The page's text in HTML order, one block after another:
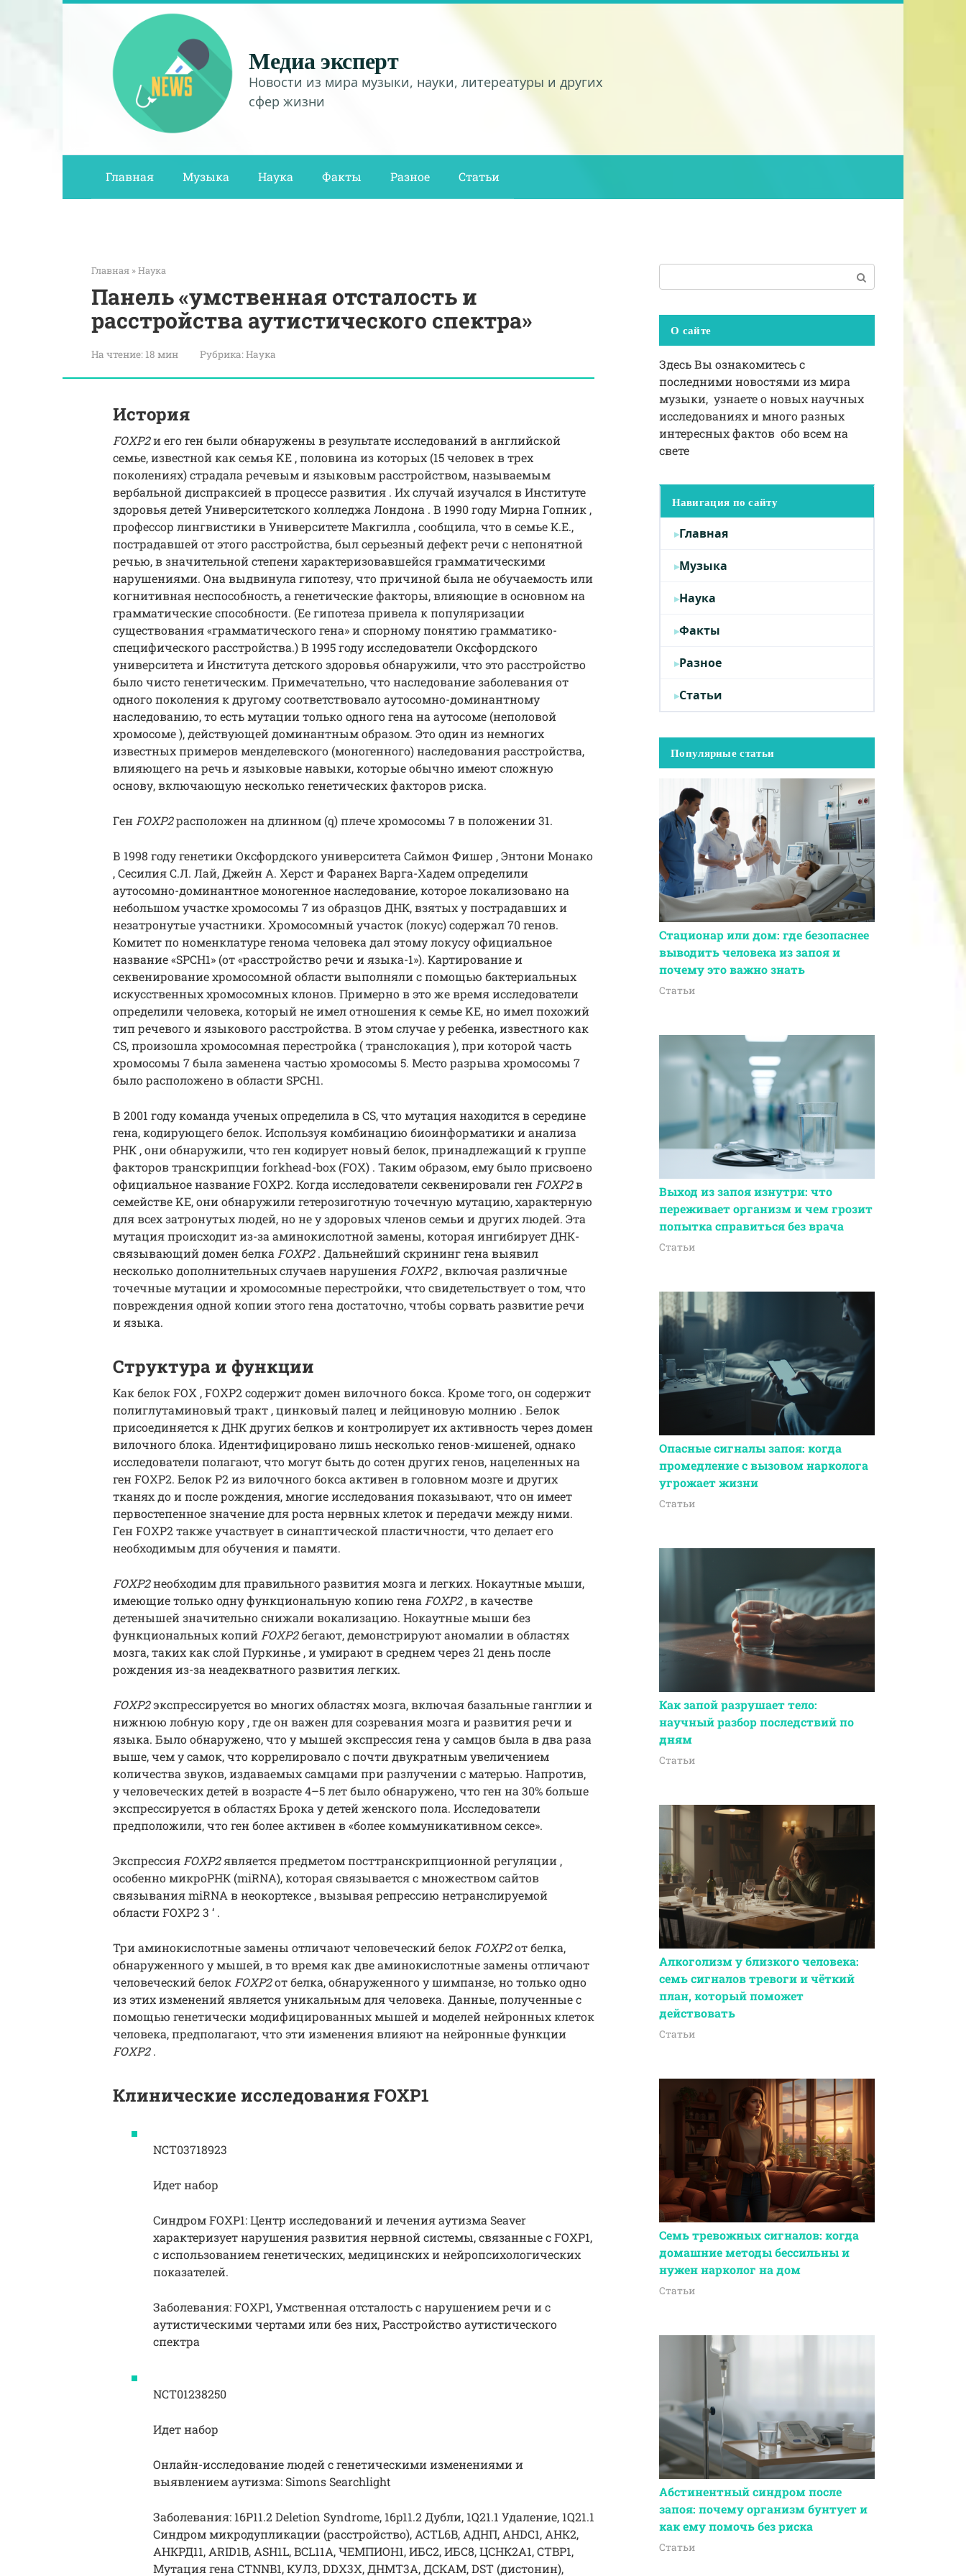
Медиа эксперт
Новости из мира музыки, науки, литереатуры и других
сфер жизни
Главная Музыка Наука Факты Разное Статьи
Главная »Наука
Панель «умственная отсталость и
расстройства аутистического спектра»
На чтение: 18 мин Рубрика:Наука
История
FOXP2и его ген были обнаружены в результате исследований в английской
семье, известной как семья KE , половина из которых (15 человек в трех
поколениях) страдала речевым и языковым расстройством, называемым
вербальной диспраксией в процессе развития . Их случай изучался в Институте
здоровья детей Университетского колледжа Лондона . В 1990 году Мирна Гопник ,
профессор лингвистики в Университете Макгилла , сообщила, что в семье К.Е.,
пострадавшей от этого расстройства, был серьезный дефект речи с непонятной
речью, в значительной степени характеризовавшейся грамматическими
нарушениями. Она выдвинула гипотезу, что причиной была не обучаемость или
когнитивная неспособность, а генетические факторы, влияющие в основном на
грамматические способности. (Ее гипотеза привела к популяризации
существования «грамматического гена» и спорному понятию грамматико-
специфического расстройства.) В 1995 году исследователи Оксфордского
университета и Института детского здоровья обнаружили, что это расстройство
было чисто генетическим. Примечательно, что наследование заболевания от
одного поколения к другому соответствовало аутосомно-доминантному
наследованию, то есть мутации только одного гена на аутосоме (неполовой
хромосоме ), действующей доминантным образом. Это один из немногих
известных примеров менделевского (моногенного) наследования расстройства,
влияющего на речь и языковые навыки, которые обычно имеют сложную
основу, включающую несколько генетических факторов риска.
Ген FOXP2расположен на длинном (q) плече хромосомы 7 в положении 31.
В 1998 году генетики Оксфордского университета Саймон Фишер , Энтони Монако
, Сесилия С.Л. Лай, Джейн А. Херст и Фаранех Варга-Хадем определили
аутосомно-доминантное моногенное наследование, которое локализовано на
небольшом участке хромосомы 7 из образцов ДНК, взятых у пострадавших и
незатронутые участники. Хромосомный участок (локус) содержал 70 генов.
Комитет по номенклатуре генома человека дал этому локусу официальное
название «SPCH1» (от «расстройство речи и языка-1»). Картирование и
секвенирование хромосомной области выполняли с помощью бактериальных
искусственных хромосомных клонов. Примерно в это же время исследователи
определили человека, который не имел отношения к семье KE, но имел похожий
тип речевого и языкового расстройства. В этом случае у ребенка, известного как
CS, произошла хромосомная перестройка ( транслокация ), при которой часть
хромосомы 7 была заменена частью хромосомы 5. Место разрыва хромосомы 7
было расположено в области SPCH1.
В 2001 году команда ученых определила в CS, что мутация находится в середине
гена, кодирующего белок. Используя комбинацию биоинформатики и анализа
РНК , они обнаружили, что ген кодирует новый белок, принадлежащий к группе
факторов транскрипции forkhead-box (FOX) . Таким образом, ему было присвоено
официальное название FOXP2. Когда исследователи секвенировали ген FOXP2в
семействе KE, они обнаружили гетерозиготную точечную мутацию, характерную
для всех затронутых людей, но не у здоровых членов семьи и других людей. Эта
мутация происходит из-за аминокислотной замены, которая ингибирует ДНК-
связывающий домен белка FOXP2. Дальнейший скрининг гена выявил
несколько дополнительных случаев нарушения FOXP2, включая различные
точечные мутации и хромосомные перестройки, что свидетельствует о том, что
повреждения одной копии этого гена достаточно, чтобы сорвать развитие речи
и языка.
Структура и функции
Как белок FOX , FOXP2 содержит домен вилочного бокса. Кроме того, он содержит
полиглутаминовый тракт , цинковый палец и лейциновую молнию . Белок
присоединяется к ДНК других белков и контролирует их активность через домен
вилочного блока. Идентифицировано лишь несколько генов-мишеней, однако
исследователи полагают, что могут быть до сотен других генов, нацеленных на
ген FOXP2. Белок P2 из вилочного бокса активен в головном мозге и других
тканях до и после рождения, многие исследования показывают, что он имеет
первостепенное значение для роста нервных клеток и передачи между ними.
Ген FOXP2 также участвует в синаптической пластичности, что делает его
необходимым для обучения и памяти.
FOXP2необходим для правильного развития мозга и легких. Нокаутные мыши,
имеющие только одну функциональную копию гена FOXP2, в качестве
детенышей значительно снижали вокализацию. Нокаутные мыши без
функциональных копий FOXP2бегают, демонстрируют аномалии в областях
мозга, таких как слой Пуркинье , и умирают в среднем через 21 день после
рождения из-за неадекватного развития легких.
FOXP2экспрессируется во многих областях мозга, включая базальные ганглии и
нижнюю лобную кору , где он важен для созревания мозга и развития речи и
языка. Было обнаружено, что у мышей экспрессия гена у самцов была в два раза
выше, чем у самок, что коррелировало с почти двукратным увеличением
количества звуков, издаваемых самцами при разлучении с матерью. Напротив,
у человеческих детей в возрасте 4–5 лет было обнаружено, что ген на 30% больше
экспрессируется в областях Брока у детей женского пола. Исследователи
предположили, что ген более активен в «более коммуникативном сексе».
Экспрессия FOXP2является предметом посттранскрипционной регуляции ,
особенно микроРНК (miRNA), которая связывается с множеством сайтов
связывания miRNA в неокортексе , вызывая репрессию нетранслируемой
области FOXP23 ‘ .
Три аминокислотные замены отличают человеческий белок FOXP2от белка,
обнаруженного у мышей, в то время как две аминокислотные замены отличают
человеческий белок FOXP2от белка, обнаруженного у шимпанзе, но только одно
из этих изменений является уникальным для человека. Данные, полученные с
помощью генетически модифицированных мышей и моделей нейронных клеток
человека, предполагают, что эти изменения влияют на нейронные функции
FOXP2.
Клинические исследования FOXP1
NCT03718923
Идет набор
Синдром FOXP1: Центр исследований и лечения аутизма Seaver
характеризует нарушения развития нервной системы, связанные с FOXP1,
с использованием генетических, медицинских и нейропсихологических
показателей.
Заболевания: FOXP1, Умственная отсталость с нарушением речи и с
аутистическими чертами или без них, Расстройство аутистического
спектра
NCT01238250
Идет набор
Онлайн-исследование людей с генетическими изменениями и
выявлением аутизма: Simons Searchlight
Заболевания: 16P11.2 Deletion Syndrome, 16p11.2 Дубли, 1Q21.1 Удаление, 1Q21.1
Синдром микродупликации (расстройство), ACTL6B, АДНП, AHDC1, АНК2,
АНКРД11, ARID1B, ASH1L, BCL11A, ЧЕМПИОН1, ИБС2, ИБС8, ЦСНК2А1, CTBP1,
Мутация гена CTNNB1, КУЛ3, DDX3X, ДНМТ3А, ДСКАМ, DST (дистонин),
О сайте
Здесь Вы ознакомитесь с
последними новостями из мира
музыки, узнаете о новых научных
исследованиях и много разных
интересных фактов обо всем на
свете
Навигация по сайту
Главная
Музыка
Наука
Факты
Разное
Статьи
Популярные статьи
Стационар или дом: где безопаснее
выводить человека из запоя и
почему это важно знать
Статьи
Выход из запоя изнутри: что
переживает организм и чем грозит
попытка справиться без врача
Статьи
Опасные сигналы запоя: когда
промедление с вызовом нарколога
угрожает жизни
Статьи
Как запой разрушает тело:
научный разбор последствий по
дням
Статьи
Алкоголизм у близкого человека:
семь сигналов тревоги и чёткий
план, который поможет
действовать
Статьи
Семь тревожных сигналов: когда
домашние методы бессильны и
нужен нарколог на дом
Статьи
Абстинентный синдром после
запоя: почему организм бунтует и
как ему помочь без риска
Статьи